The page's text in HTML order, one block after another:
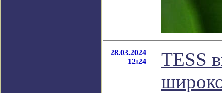
28.03.2024
12:24
TESS